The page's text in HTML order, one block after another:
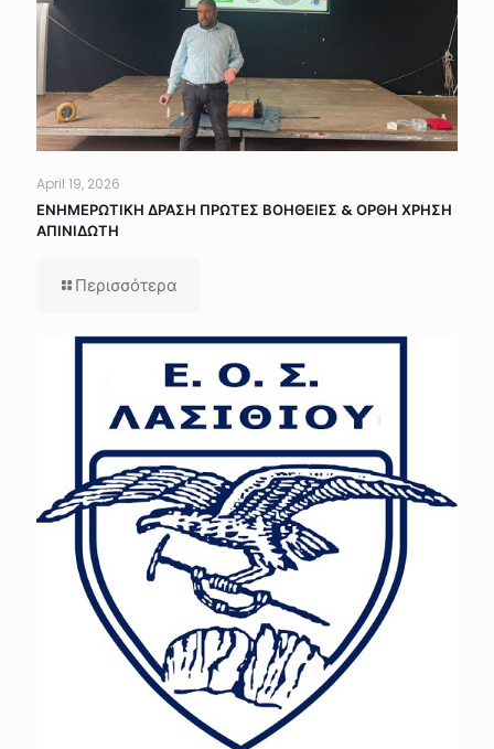
April 19, 2026
ΕΝΗΜΕΡΩΤΙΚΗ ΔΡΑΣΗ ΠΡΩΤΕΣ ΒΟΗΘΕΙΕΣ & ΟΡΘΗ ΧΡΗΣΗ
ΑΠΙΝΙΔΩΤΗ
Περισσότερα